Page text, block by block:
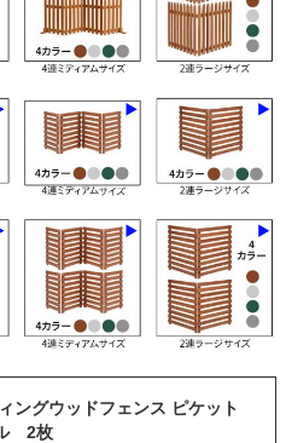
グウッドフェンス ピケット
2枚